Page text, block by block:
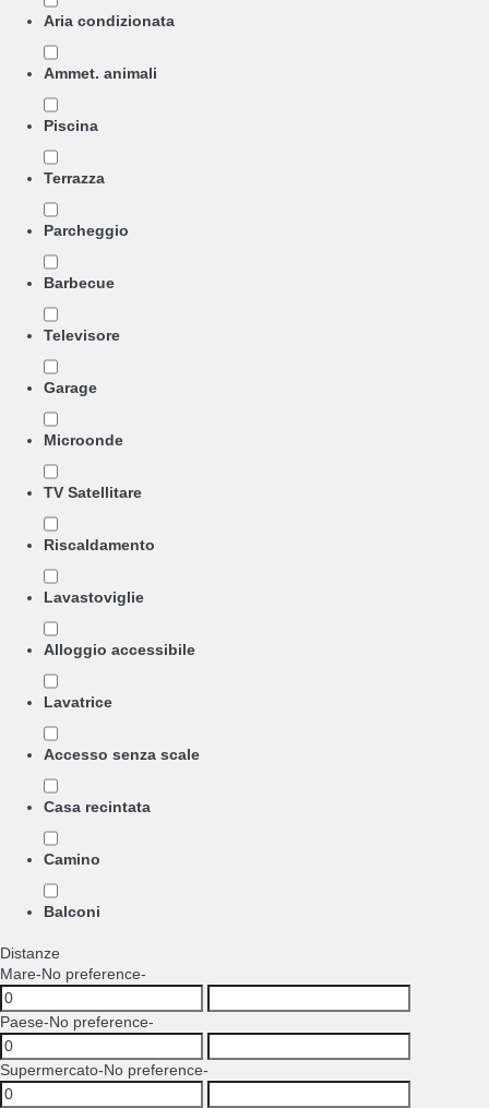
Aria condizionata
Ammet. animali
Piscina
Terrazza
Parcheggio
Barbecue
Televisore
Garage
Microonde
TV Satellitare
Riscaldamento
Lavastoviglie
Alloggio accessibile
Lavatrice
Accesso senza scale
Casa recintata
Camino
Balconi
Distanze
Mare-No preference-
Paese-No preference-
Supermercato-No preference-